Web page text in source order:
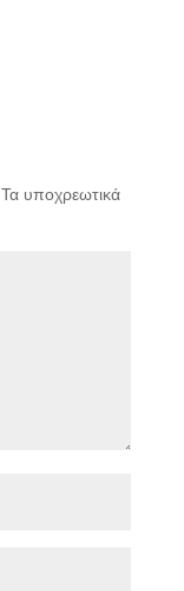
Τα υποχρεωτικά